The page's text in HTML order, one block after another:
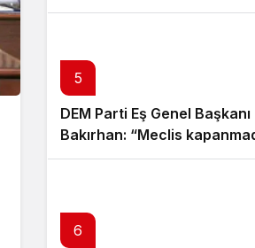
Kamu Yararı”
5
DEM Parti Eş Genel
Bakırhan: “Meclis
çerçeve yasa çıkarılmalıdır”
6